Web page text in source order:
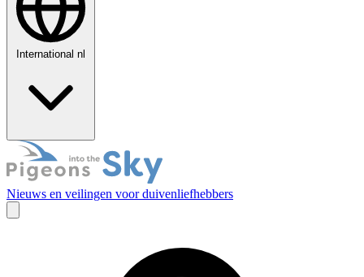
International nl
Nieuws en veilingen voor duivenliefhebbers